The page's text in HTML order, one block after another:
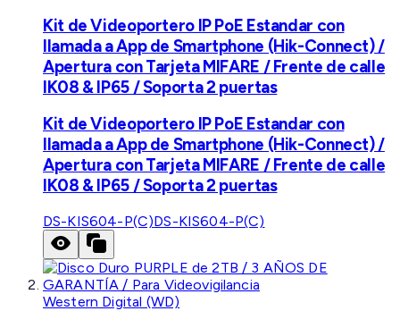
Kit de Videoportero IP PoE Estandar con
llamada a App de Smartphone (Hik-Connect) /
Apertura con Tarjeta MIFARE / Frente de calle
IK08 & IP65 / Soporta 2 puertas
Kit de Videoportero IP PoE Estandar con
llamada a App de Smartphone (Hik-Connect) /
Apertura con Tarjeta MIFARE / Frente de calle
IK08 & IP65 / Soporta 2 puertas
DS-KIS604-P(C)DS-KIS604-P(C)
Western Digital (WD)